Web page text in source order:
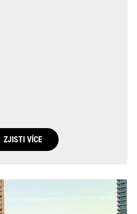
ZJISTI VÍCE